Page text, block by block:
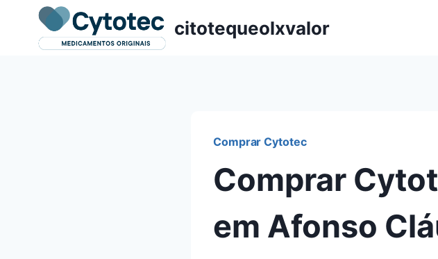
citotequeolxvalor
Comprar Cytotec
Comprar
em Afonso